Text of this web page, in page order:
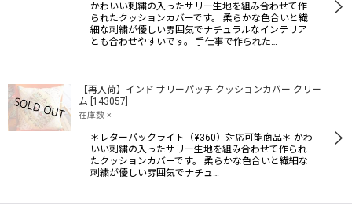
かわいい刺繍の入ったサリー生地を組み合わせて作
られたクッションカバーです。 柔らかな色合いと繊
細な刺繍が優しい雰囲気でナチュラルなインテリア
とも合わせやすいです。 手仕事で作られた…
【再入荷】インド サリーパッチ クッションカバー クリー
ム 143057
在庫数 ×
＊レターパックライト（¥360）対応可能商品＊ かわ
いい刺繍の入ったサリー生地を組み合わせて作られ
たクッションカバーです。 柔らかな色合いと繊細な
刺繍が優しい雰囲気でナチュ…